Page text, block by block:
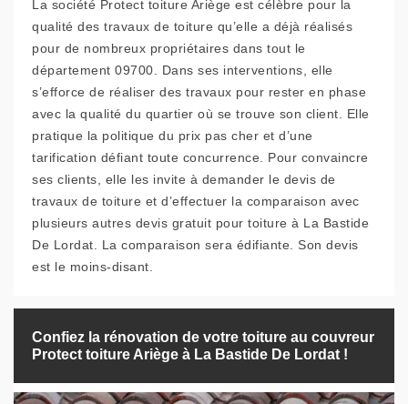
La société Protect toiture Ariège est célèbre pour la
qualité des travaux de toiture qu’elle a déjà réalisés
pour de nombreux propriétaires dans tout le
département 09700. Dans ses interventions, elle
s’efforce de réaliser des travaux pour rester en phase
avec la qualité du quartier où se trouve son client. Elle
pratique la politique du prix pas cher et d’une
tarification défiant toute concurrence. Pour convaincre
ses clients, elle les invite à demander le devis de
travaux de toiture et d’effectuer la comparaison avec
plusieurs autres devis gratuit pour toiture à La Bastide
De Lordat. La comparaison sera édifiante. Son devis
est le moins-disant.
Confiez la rénovation de votre toiture au couvreur
Protect toiture Ariège à La Bastide De Lordat !